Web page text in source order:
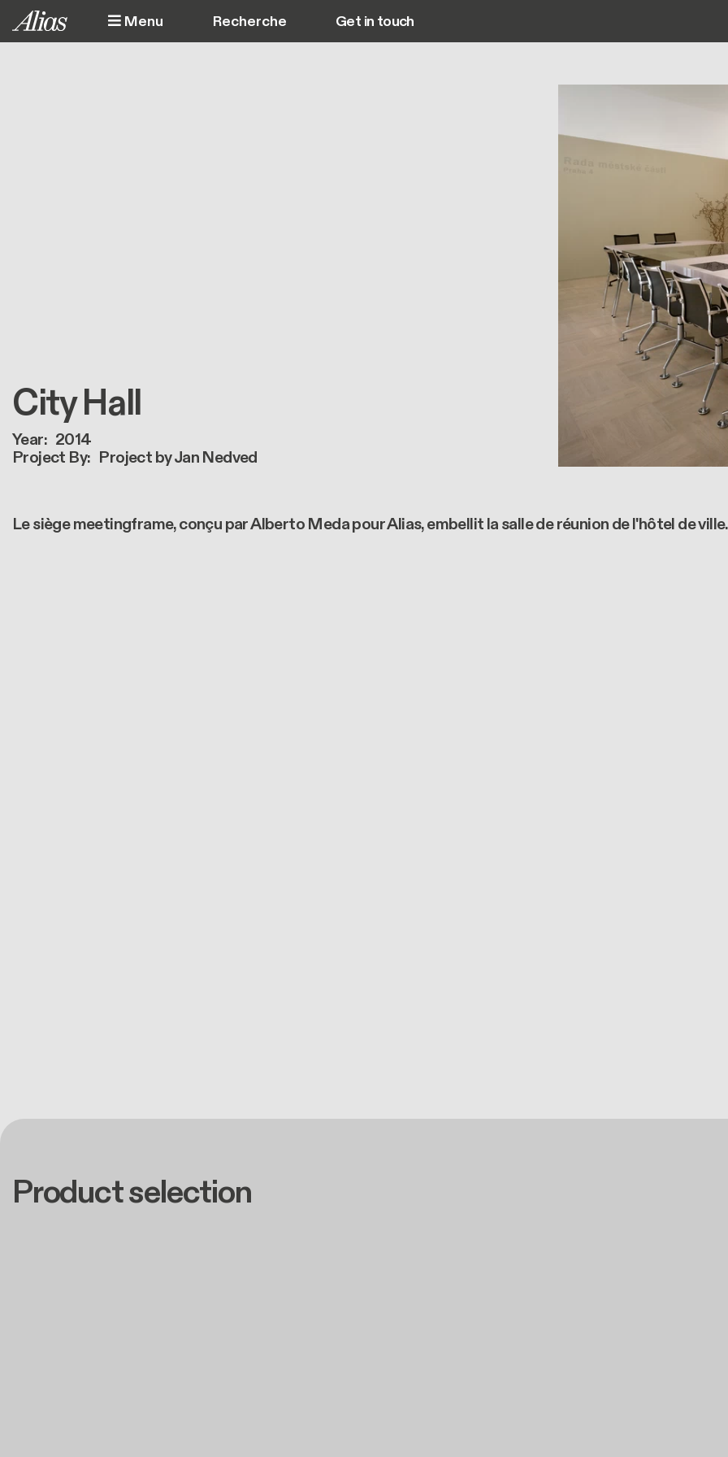
Aller au contenu principal
Menu Main navigation
Get in touch
City Hall
Year
2014
Project By
Project by Jan Nedved
Le siège meetingframe, conçu par Alberto Meda pour Alias, embellit la salle de réunion de l'hôtel de ville.
Product selection